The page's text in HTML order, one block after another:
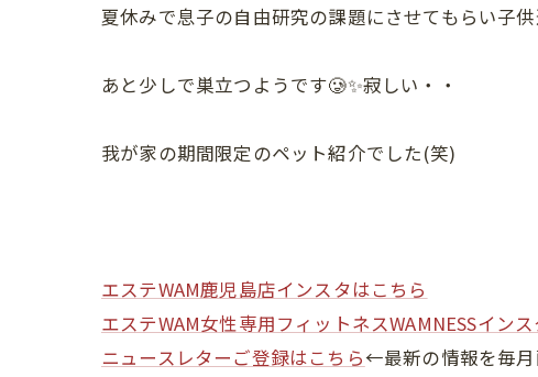
夏休みで息子の自由研究の課題にさせてもらい子供
あと少しで巣立つようです🥲✨寂しい・・
我が家の期間限定のペット紹介でした(笑)
エステWAM鹿児島店インスタはこちら
エステWAM女性専用フィットネスWAMNESSイン
ニュースレターご登録はこちら←最新の情報を毎